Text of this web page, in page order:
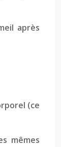
après
(ce
mêmes